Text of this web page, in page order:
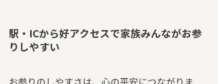
駅・ICから好アクセスで家族みんながお参
りしやすい